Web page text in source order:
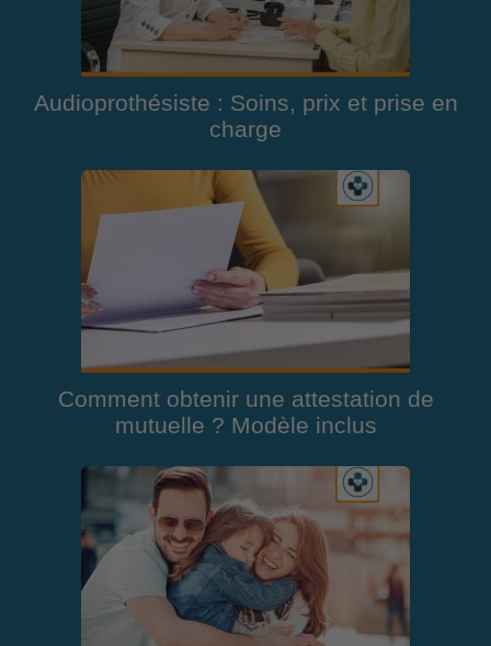
Audioprothésiste : Soins, prix et prise en
charge
Comment obtenir une attestation de
mutuelle ? Modèle inclus